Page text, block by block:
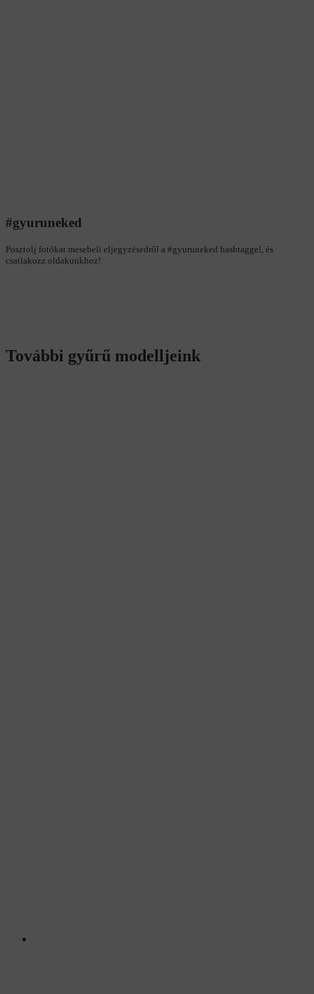
#gyuruneked
Posztolj fotókat mesebeli eljegyzésedről a #gyuruneked hashtaggel, és
csatlakozz oldakunkhoz!
További gyűrű modelljeink